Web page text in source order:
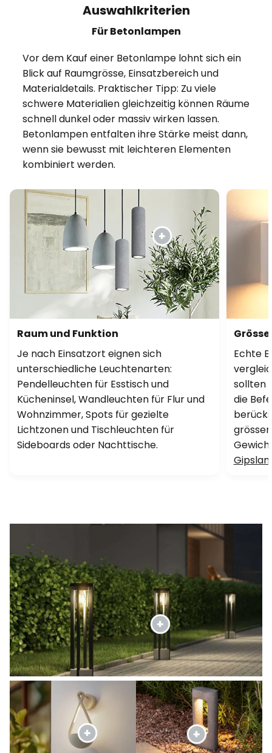
Auswahlkriterien
Für Betonlampen
Vor dem Kauf einer Betonlampe lohnt sich ein
Blick auf Raumgrösse, Einsatzbereich und
Materialdetails. Praktischer Tipp: Zu viele
schwere Materialien gleichzeitig können Räume
schnell dunkel oder massiv wirken lassen.
Betonlampen entfalten ihre Stärke meist dann,
wenn sie bewusst mit leichteren Elementen
kombiniert werden.
Raum und Funktion
Je nach Einsatzort eignen sich
unterschiedliche Leuchtenarten:
Pendelleuchten für Esstisch und
Kücheninsel, Wandleuchten für Flur und
Wohnzimmer, Spots für gezielte
Lichtzonen und Tischleuchten für
Sideboards oder Nachttische.
Echte
sollten
die